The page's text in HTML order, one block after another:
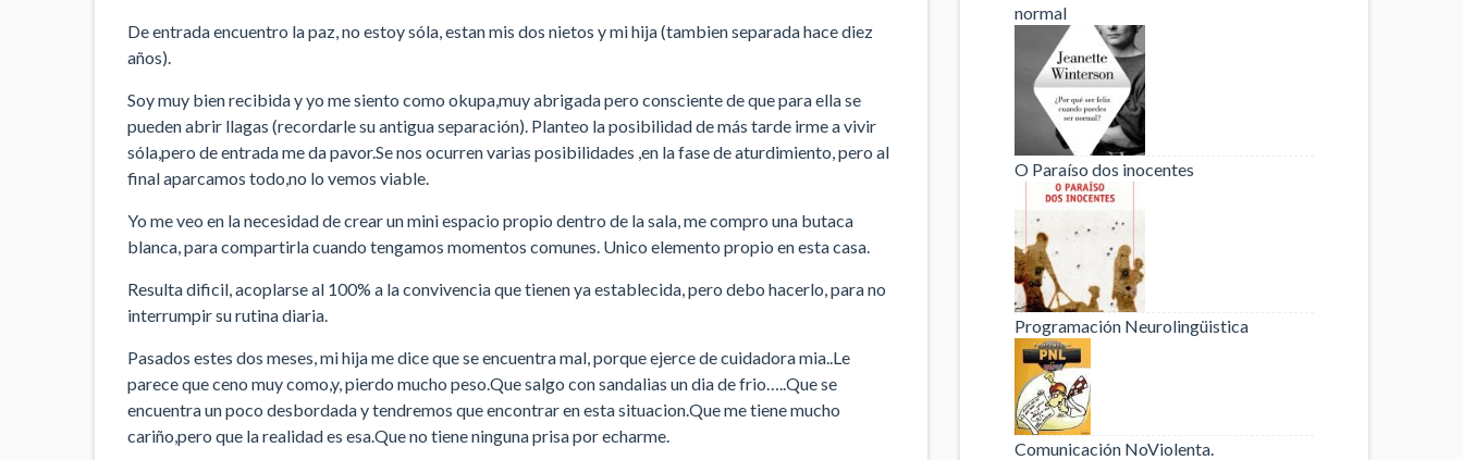
De entrada encuentro la paz, no estoy sóla, estan mis dos nietos y mi hija (tambien separada hace diez
años).
Soy muy bien recibida y yo me siento como okupa,muy abrigada pero consciente de que para ella se
pueden abrir llagas (recordarle su antigua separación). Planteo la posibilidad de más tarde irme a vivir
sóla,pero de entrada me da pavor.Se nos ocurren varias posibilidades ,en la fase de aturdimiento, pero al
final aparcamos todo,no lo vemos viable.
Yo me veo en la necesidad de crear un mini espacio propio dentro de la sala, me compro una butaca
blanca, para compartirla cuando tengamos momentos comunes. Unico elemento propio en esta casa.
Resulta dificil, acoplarse al 100% a la convivencia que tienen ya establecida, pero debo hacerlo, para no
interrumpir su rutina diaria.
Pasados estes dos meses, mi hija me dice que se encuentra mal, porque ejerce de cuidadora mia..Le
parece que ceno muy como,y, pierdo mucho peso.Que salgo con sandalias un dia de frio…..Que se
encuentra un poco desbordada y tendremos que encontrar en esta situacion.Que me tiene mucho
cariño,pero que la realidad es esa.Que no tiene ninguna prisa por echarme.
normal
O Paraíso dos inocentes
Programación Neurolingüistica
Comunicación NoViolenta.